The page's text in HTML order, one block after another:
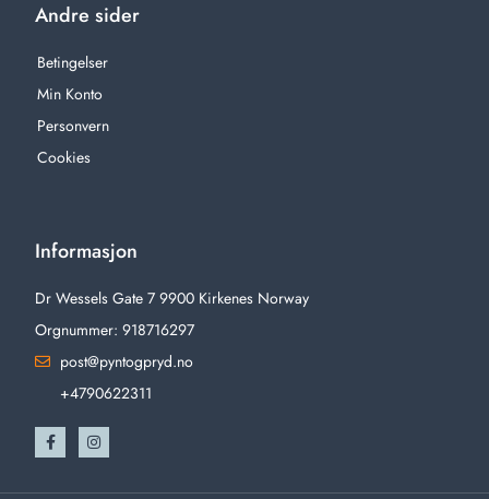
Andre sider
Betingelser
Min Konto
Personvern
Cookies
Informasjon
Dr Wessels Gate 7 9900 Kirkenes Norway
Orgnummer: 918716297
post@pyntogpryd.no
+4790622311